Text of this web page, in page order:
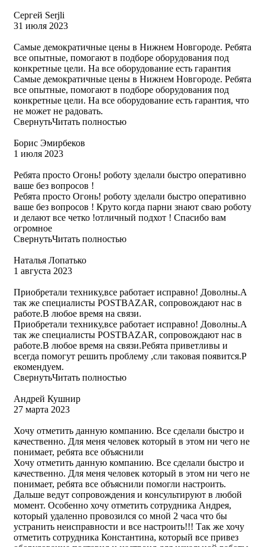
Сергей Serjli
31 июля 2023
Самые демократичные цены в Нижнем Новгороде. Ребята
все опытные, помогают в подборе оборудования под
конкретные цели. На все оборудование есть гарантия
Самые демократичные цены в Нижнем Новгороде. Ребята
все опытные, помогают в подборе оборудования под
конкретные цели. На все оборудование есть гарантия, что
не может не радовать.
СвернутьЧитать полностью
Борис Эмирбеков
1 июля 2023
Ребята просто Огонь! роботу зделали быстро оперативно
ваше без вопросов !
Ребята просто Огонь! роботу зделали быстро оперативно
ваше без вопросов ! Круто когда парни знают сваю роботу
и делают все четко !отличный подхот ! Спасибо вам
огромное
СвернутьЧитать полностью
Наталья Лопатько
1 августа 2023
Приобретали технику,все работает исправно! Доволны.А
так же специалисты POSTBAZAR, сопровождают нас в
работе.В любое время на связи.
Приобретали технику,все работает исправно! Доволны.А
так же специалисты POSTBAZAR, сопровождают нас в
работе.В любое время на связи.Ребята приветливы и
всегда помогут решить проблему ,сли таковая появится.Р
екомендуем.
СвернутьЧитать полностью
Андрей Кушнир
27 марта 2023
Хочу отметить данную компанию. Все сделали быстро и
качественно. Для меня человек который в этом ни чего не
понимает, ребята все объяснили
Хочу отметить данную компанию. Все сделали быстро и
качественно. Для меня человек который в этом ни чего не
понимает, ребята все объяснили помогли настроить.
Дальше ведут сопровождения и консультируют в любой
момент. Особенно хочу отметить сотрудника Андрея,
который удаленно провозился со мной 2 часа что бы
устранить неисправности и все настроить!!! Так же хочу
отметить сотрудника Константина, который все привез